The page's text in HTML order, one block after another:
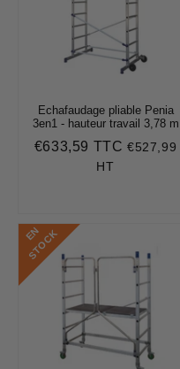
Echafaudage pliable Penia
3en1 - hauteur travail 3,78 m
Prix
€633,59 TTC €633,59
€527,99
HT
E
N
S
T
O
C
K